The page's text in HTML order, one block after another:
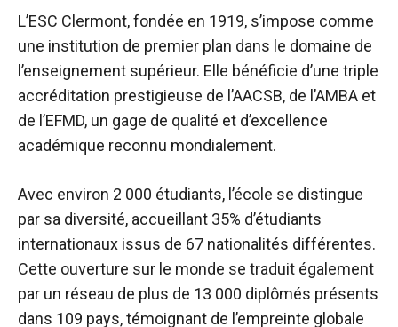
L’ESC Clermont, fondée en 1919, s’impose comme
une institution de premier plan dans le domaine de
l’enseignement supérieur. Elle bénéficie d’une triple
accréditation prestigieuse de l’AACSB, de l’AMBA et
de l’EFMD, un gage de qualité et d’excellence
académique reconnu mondialement.
Avec environ 2 000 étudiants, l’école se distingue
par sa diversité, accueillant 35% d’étudiants
internationaux issus de 67 nationalités différentes.
Cette ouverture sur le monde se traduit également
par un réseau de plus de 13 000 diplômés présents
dans 109 pays, témoignant de l’empreinte globale